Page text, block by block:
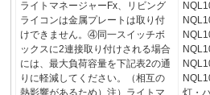
ライトマネージャーFx、リビング
ライコンは金属プレートは取り付
けできません。④同一スイッチボ
ックスに2連接取り付けされる場合
には、最大負荷容量を下記表2の通
りに軽減してください。（相互の